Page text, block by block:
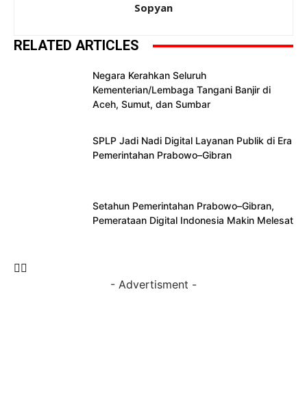
Sopyan
RELATED ARTICLES
Negara Kerahkan Seluruh
Kementerian/Lembaga Tangani Banjir di
Aceh, Sumut, dan Sumbar
SPLP Jadi Nadi Digital Layanan Publik di Era
Pemerintahan Prabowo–Gibran
Setahun Pemerintahan Prabowo–Gibran,
Pemerataan Digital Indonesia Makin Melesat
- Advertisment -